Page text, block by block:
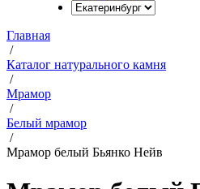
Главная
/
Каталог натурального камня
/
Мрамор
/
Белый мрамор
/
Мрамор белый Бьянко Нейв